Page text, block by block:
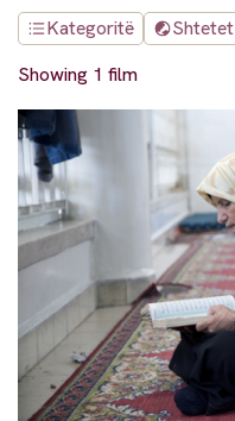
Kategoritë
Shtetet
Showing 1 film